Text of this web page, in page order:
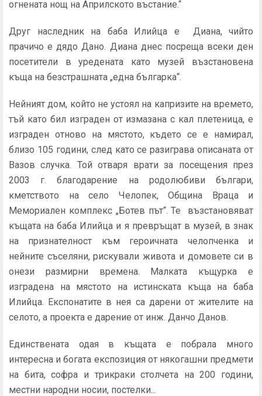
огнената нощ на Априлското въстание.“
Друг наследник на баба Илийца е Диана, чийто
прачичо е дядо Дано. Диана днес посреща всеки ден
посетители в уредената като музей възстановена
къща на безстрашната „една българка“.
Нейният дом, който не устоял на капризите на времето,
тъй като бил изграден от измазана с кал плетеница, е
изграден отново на мястото, където се е намирал,
близо 105 години, след като се разиграва описаната от
Вазов случка. Той отваря врати за посещения през
2003 г. благодарение на родолюбиви българи,
кметството на село Челопек, Община Враца и
Мемориален комплекс „Ботев път“. Те възстановяват
къщата на баба Илийца и я превръщат в музей, в знак
на признателност към героичната челопченка и
нейните съселяни, рискували живота и домовете си в
онези размирни времена. Малката къщурка е
изградена на мястото на истинската къща на баба
Илийца. Експонатите в нея са дарени от жителите на
селото, а проекта е дарение от инж. Данчо Данов.
Единствената одая в къщата е побрала много
интересна и богата експозиция от някогашни предмети
на бита, софра и трикраки столчета на 200 години,
местни народни носии, постелки...